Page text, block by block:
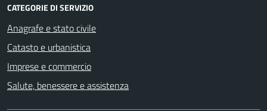
CATEGORIE DI SERVIZIO
Anagrafe e stato civile
Catasto e urbanistica
Imprese e commercio
Salute, benessere e assistenza